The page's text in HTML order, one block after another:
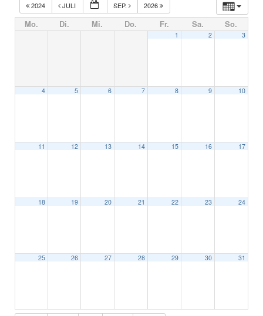
2024 JULI SEP. 2026
Mo. Di. Mi. Do. Fr. Sa. So.
1 2 3
4 5 6 7 8 9 10
11 12 13 14 15 16 17
18 19 20 21 22 23 24
25 26 27 28 29 30 31